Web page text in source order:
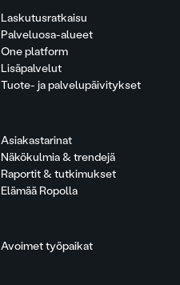
Laskutusratkaisu
Palveluosa-alueet
One platform
Lisäpalvelut
Tuote- ja palvelupäivitykset
Asiakastarinat
Näkökulmia & trendejä
Raportit & tutkimukset
Elämää Ropolla
Avoimet työpaikat